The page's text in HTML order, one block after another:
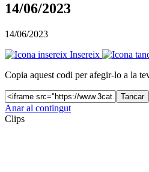
14/06/2023
14/06/2023
Insereix
Copia aquest codi per afegir-lo a la
Tancar
Anar al contingut
Clips